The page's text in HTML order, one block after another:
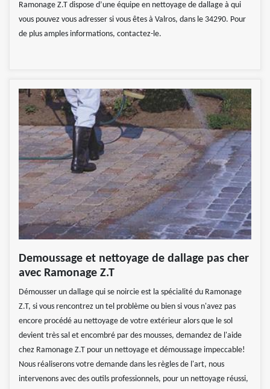
Ramonage Z.T dispose d’une équipe en nettoyage de dallage à qui
vous pouvez vous adresser si vous êtes à Valros, dans le 34290. Pour
de plus amples informations, contactez-le.
Demoussage et nettoyage de dallage pas cher
avec Ramonage Z.T
Démousser un dallage qui se noircie est la spécialité du Ramonage
Z.T, si vous rencontrez un tel problème ou bien si vous n'avez pas
encore procédé au nettoyage de votre extérieur alors que le sol
devient très sal et encombré par des mousses, demandez de l'aide
chez Ramonage Z.T pour un nettoyage et démoussage impeccable!
Nous réaliserons votre demande dans les règles de l'art, nous
intervenons avec des outils professionnels, pour un nettoyage réussi,